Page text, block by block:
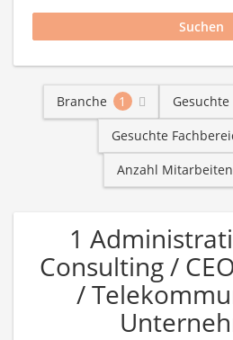
Branche 1
Gesuchte
Anzahl
1
Consulting /
/